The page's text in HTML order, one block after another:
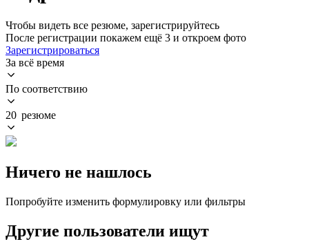
Чтобы видеть все резюме, зарегистрируйтесь
После регистрации покажем ещё 3 и откроем фото
Зарегистрироваться
За всё время
По соответствию
20 резюме
Ничего не нашлось
Попробуйте изменить формулировку или фильтры
Другие пользователи ищут